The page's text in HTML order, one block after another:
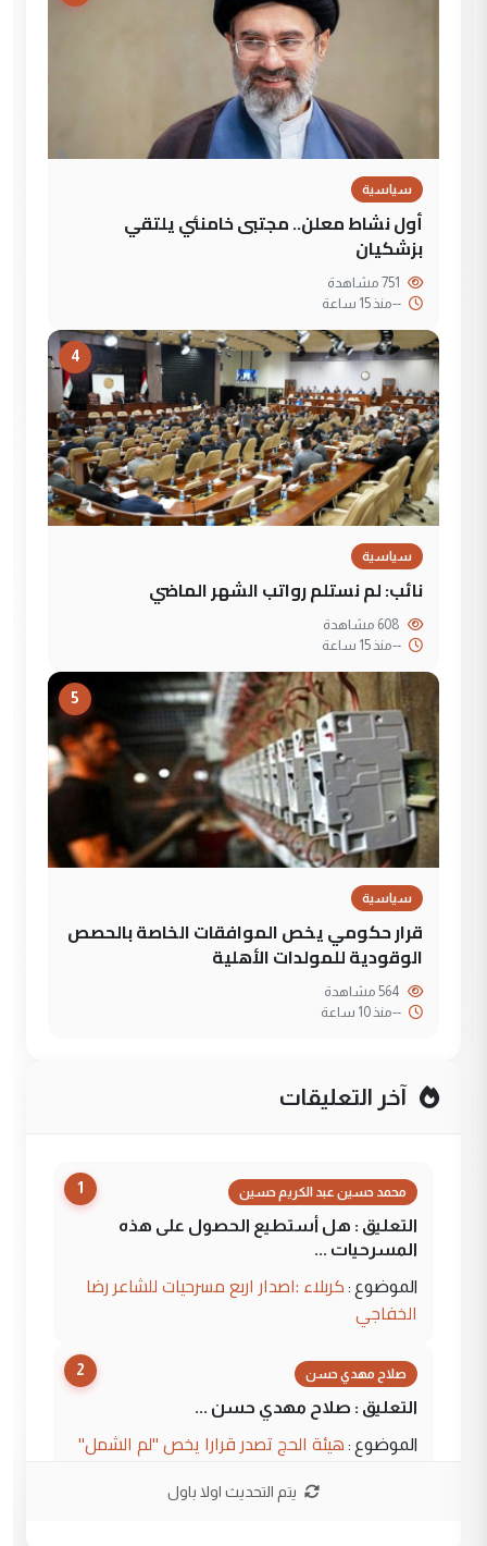
سياسية
أول نشاط معلن.. مجتبى خامنئي يلتقي
بزشكيان
--منذ 15 ساعة
4
سياسية
نائب: لم نستلم رواتب الشهر الماضي
--منذ 15 ساعة
5
سياسية
قرار حكومي يخص الموافقات الخاصة بالحصص
الوقودية للمولدات الأهلية
--منذ 10 ساعة
آخر التعليقات
1 محمد حسين عبد الكريم حسين
التعليق : هل أستطيع الحصول على هذه
المسرحيات ...
الموضوع : كربلاء :اصدار اربع مسرحيات للشاعر رضا
الخفاجي
2 صلاح مهدي حسن
التعليق : صلاح مهدي حسن ...
الموضوع : هيئة الحج تصدر قرارا يخص "لم الشمل"
يتم التحديث اولا باول